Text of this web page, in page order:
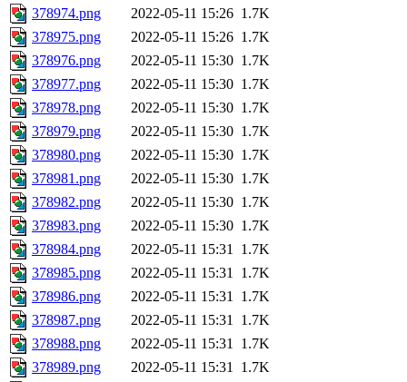
378974.png
2022-05-11 15:26 1.7K
378975.png
2022-05-11 15:26 1.7K
378976.png
2022-05-11 15:30 1.7K
378977.png
2022-05-11 15:30 1.7K
378978.png
2022-05-11 15:30 1.7K
378979.png
2022-05-11 15:30 1.7K
378980.png
2022-05-11 15:30 1.7K
378981.png
2022-05-11 15:30 1.7K
378982.png
2022-05-11 15:30 1.7K
378983.png
2022-05-11 15:30 1.7K
378984.png
2022-05-11 15:31 1.7K
378985.png
2022-05-11 15:31 1.7K
378986.png
2022-05-11 15:31 1.7K
378987.png
2022-05-11 15:31 1.7K
378988.png
2022-05-11 15:31 1.7K
378989.png
2022-05-11 15:31 1.7K